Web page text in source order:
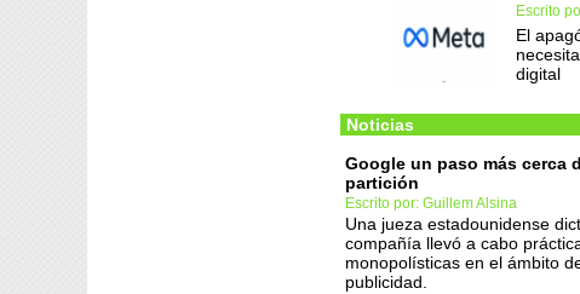
Escrito
El
digital
Noticias
Google un paso más cerca
partición
Escrito por: Guillem Alsina
Una jueza estadounidense
compañía llevó a cabo
monopolísticas en el ámbito
publicidad.